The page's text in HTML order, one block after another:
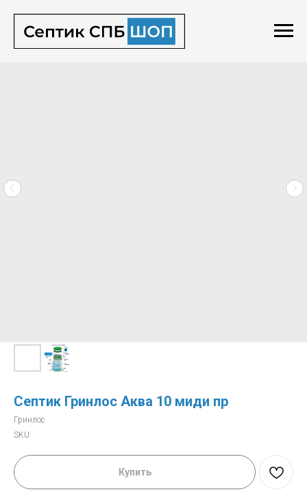
Септик Гринлос Аква 10 миди пр
Гринлос
SKU:
Купить